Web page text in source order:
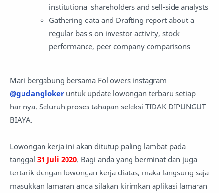
institutional shareholders and sell-side analysts
Gathering data and Drafting report about a
regular basis on investor activity, stock
performance, peer company comparisons
Mari bergabung bersama Followers instagram
@gudangloker untuk update lowongan terbaru setiap
harinya. Seluruh proses tahapan seleksi TIDAK DIPUNGUT
BIAYA.
Lowongan kerja ini akan ditutup paling lambat pada
tanggal 31 Juli 2020. Bagi anda yang berminat dan juga
tertarik dengan lowongan kerja diatas, maka langsung saja
masukkan lamaran anda silakan kirimkan aplikasi lamaran